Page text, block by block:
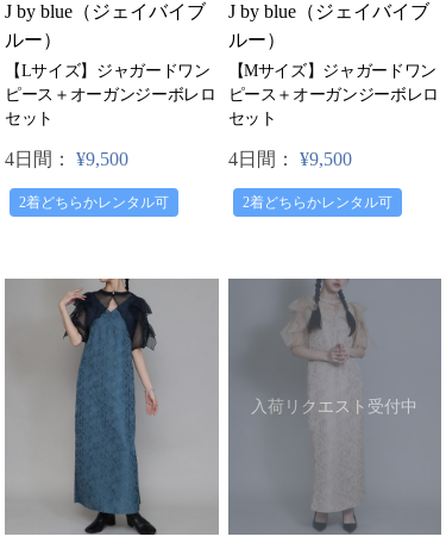
J by blue（ジェイバイブ
ルー）
【Lサイズ】ジャガードワン
ピース＋オーガンジーボレロ
セット
4日間： ¥9,500
2着どちらかレンタル可
J by blue（ジェイバイブ
ルー）
【Mサイズ】ジャガードワン
ピース＋オーガンジーボレロ
セット
4日間： ¥9,500
2着どちらかレンタル可
入荷リクエスト受付中